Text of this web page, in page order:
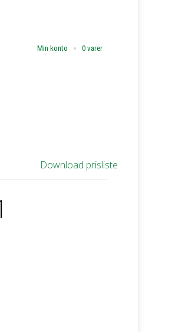
Min konto 0 varer
Download prisliste